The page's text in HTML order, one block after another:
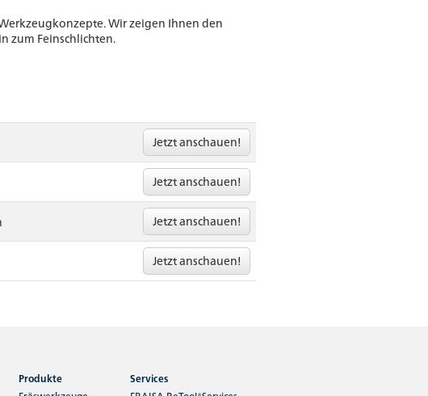
Wir zeigen Ihnen den
zum Feinschlichten.
Jetzt anschauen!
Jetzt anschauen!
Jetzt anschauen!
Jetzt anschauen!
Produkte
Services